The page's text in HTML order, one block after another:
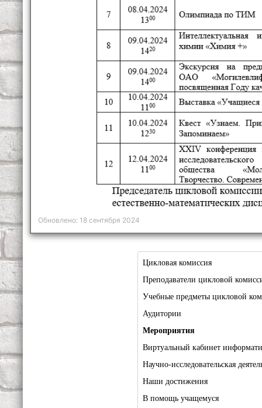
Обновлено: 18 сентября 2024
Цикловая комиссия
Преподаватели цикловой
Учебные предметы цикловой
Аудитории
Мероприятия
Виртуальный кабинет
Научно-исследовательская
Наши достижения
В помощь учащемуся